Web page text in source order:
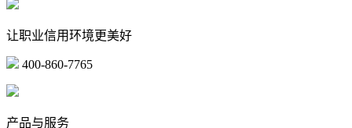
让职业信用环境更美好
400-860-7765
产品与服务